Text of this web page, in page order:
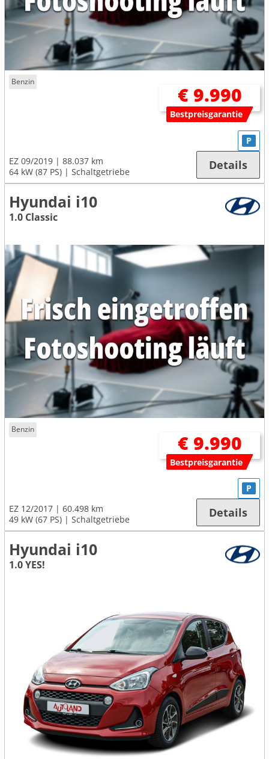
Benzin
€ 9.990
Bestpreisgarantie
EZ 09/2019
88.037 km
64 kW (87 PS)
Schaltgetriebe
P
Details
Hyundai i10
1.0 Classic
Benzin
€ 9.990
Bestpreisgarantie
EZ 12/2017
60.498 km
49 kW (67 PS)
Schaltgetriebe
P
Details
Hyundai i10
1.0 YES!